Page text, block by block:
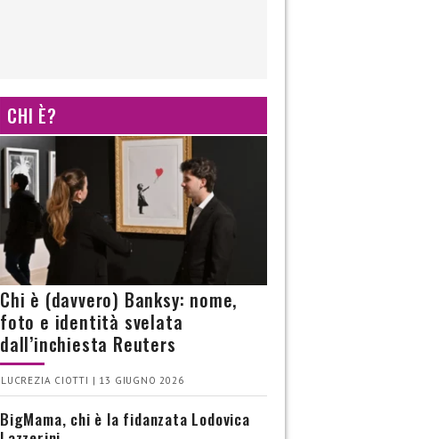
CHI È?
Chi è (davvero) Banksy: nome,
foto e identità svelata
dall’inchiesta Reuters
LUCREZIA CIOTTI | 13 GIUGNO 2026
BigMama, chi è la fidanzata Lodovica